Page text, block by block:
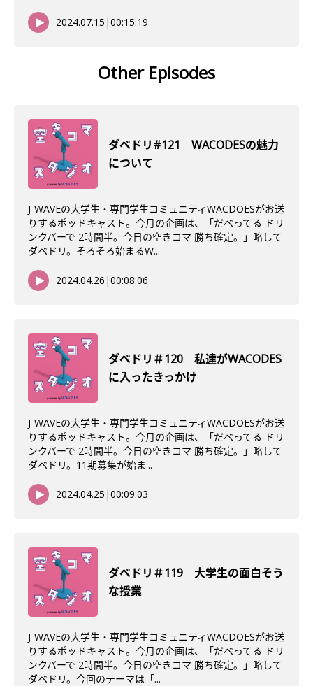
2024.07.15 |00:15:19
Other Episodes
ダベドリ#121 WACODESの魅力
について
J-WAVEの大学生・専門学生コミュニティWACDOESがお送
りするポッドキャスト。今月の企画は、「だべってる ドリ
ンクバーで 2時間半。今日の空きコマ 勝ち確定。」略して
ダベドリ。そろそろ始まるW...
2024.04.26 |00:08:06
ダべドリ＃120 私達がWACODES
に入ったきっかけ
J-WAVEの大学生・専門学生コミュニティWACDOESがお送
りするポッドキャスト。今月の企画は、「だべってる ドリ
ンクバーで 2時間半。今日の空きコマ 勝ち確定。」略して
ダベドリ。11期募集が始ま...
2024.04.25 |00:09:03
ダべドリ＃119 大学生の面白そう
な授業
J-WAVEの大学生・専門学生コミュニティWACDOESがお送
りするポッドキャスト。今月の企画は、「だべってる ドリ
ンクバーで 2時間半。今日の空きコマ 勝ち確定。」略して
ダベドリ。今回のテーマは「...